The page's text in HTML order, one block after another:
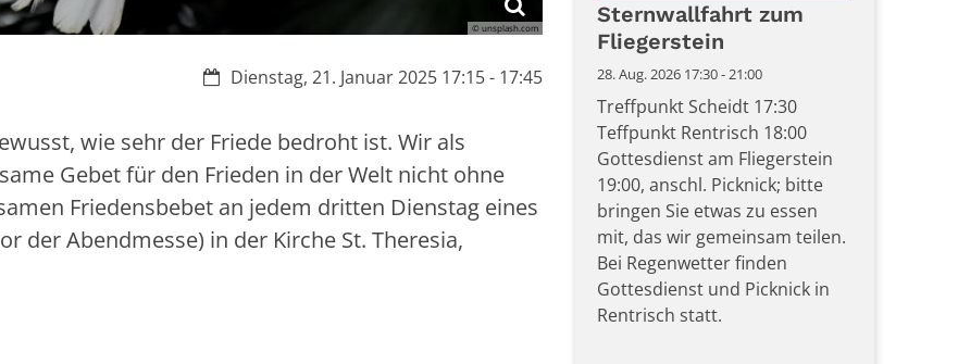
© unsplash.com
Datum:Dienstag, 21. Januar 2025 17:15 - 17:45
wie sehr der Friede bedroht ist. Wir als
Gebet für den Frieden in der Welt nicht ohne
Friedensbebet an jedem dritten Dienstag eines
der Abendmesse) in der Kirche St. Theresia,
Datum: 28. August 2026
Sternwallfahrt zum
Fliegerstein
28. Aug. 2026 17:30 - 21:00
Treffpunkt Scheidt 17:30
Teffpunkt Rentrisch 18:00
Gottesdienst am Fliegerstein
19:00, anschl. Picknick; bitte
bringen Sie etwas zu essen
mit, das wir gemeinsam teilen.
Bei Regenwetter finden
Gottesdienst und Picknick in
Rentrisch statt.